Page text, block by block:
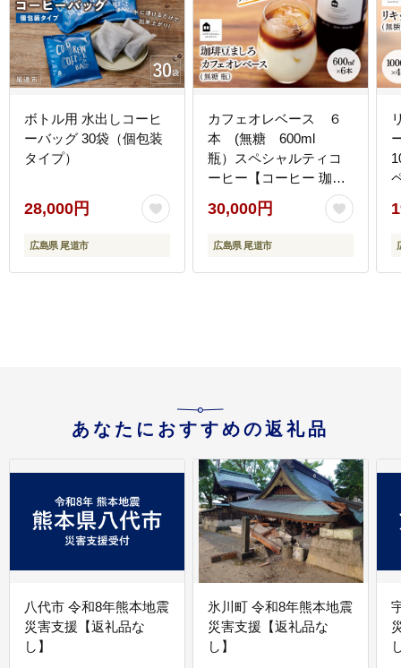
ボトル用 水出しコーヒ
ーバッグ 30袋（個包装
タイプ）
28,000円
広島県 尾道市
カフェオレベース ６
本 (無糖 600ml
瓶）スペシャルティコ
ーヒー【コーヒー 珈琲
カフェオレ カフェオレ
ベース COFFEE ブラッ
ク 無糖 ブレンド 飲料
ルティコーヒー 広島県
30,000円
広島県 尾道市
ド 紙パッ
あなたにおすすめの返礼品
八代市 令和8年熊本地震
災害支援【返礼品な
し】
氷川町 令和8年熊本地震
災害支援【返礼品な
し】